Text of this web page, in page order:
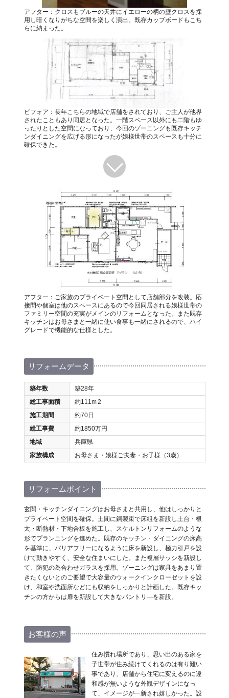
アフター：クロスもブルーの天井にイエローの柄の壁クロスを採
用し暗くなりがちな空間を楽しく演出。既存カップボードもこち
らに納まった。
ビフォア：長年こちらの地域で店舗をされており、ご主人が他界
されたこともあり同居となった。一階スペース以外にも二階もゆ
ったりとした空間になっており、今回のゾーニングも既存キッチ
ンダイニングを広げる形になったが娘様世帯のスペースも十分に
確保できた。
アフター：ご家族のプライベート空間として店舗部分を改装。応
接間や個室は他のスペースにあるので今回同居される娘様世帯の
ファミリー空間の充実がメインのリフォームとなった。また既存
キッチンはお母さまと一緒に使い食事も一緒にされるので、ハイ
グレードで機能的な仕様とした。
リフォームデータ
築年数
築28年
総工事面積
約111m2
施工期間
約70日
総工事費
約1850万円
地域
兵庫県
家族構成
お母さま・娘様ご夫妻・お子様（3歳）
リフォームポイント
玄関・キッチンダイニングはお母さまと共用し、他はしっかりと
プライベート空間を確保。土間に鋼製束で床組を新設し土台・根
太・断熱材・下地合板を施工し、スケルトンリフォームのような
形でプランニングを進めた。既存のキッチン・ダイニングの床高
を基準に、バリアフリーになるように床を新設し、極力引戸を設
けて動きやすく、安全な住まいにした。また複層サッシを新設し
て、防犯の為合わせガラスを採用。ゾーニングは家具をあまり置
きたくないとのご要望で大容量のウォークインクローゼットを設
け、和室や洗面所などにも収納をしっかりと計画した。既存キッ
チンの方からは扉を新設して大きなパントリ―を新設。
お客様の声
住み慣れ場所であり、思い出のある家を
子世帯が住み続けてくれるのは有り難い
事であり、店舗から住宅に変えるのに違
和感が無いような外観デザインになっ
て、イメージが一新され嬉しかった。設